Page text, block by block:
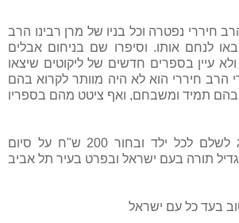
חיררי נפטרה וכל בניו של מרן רבינו הרב
באו לנחם אותו. וסיפרו שם בניחום אבלים
עיין בספרים חדשים של ליקוטים שיצאו
הרב חיררי הוא לא היה מוותר לקרוא בהם
הרב חיררי היה נוהג לשלם לכל ילד ובחור 200 ש"ח על סיום
בעד כל עם ישראל